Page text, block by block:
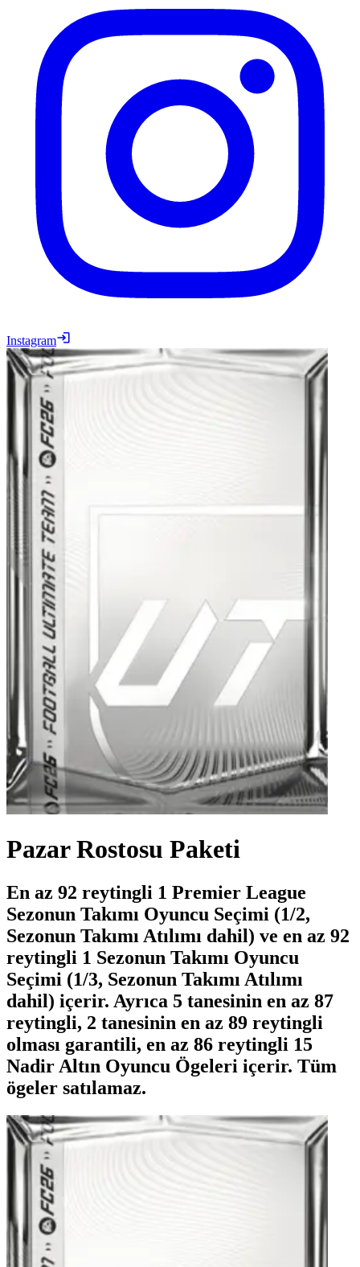
Instagram
Pazar Rostosu Paketi
En az 92 reytingli 1 Premier League
Sezonun Takımı Oyuncu Seçimi (1/2,
Sezonun Takımı Atılımı dahil) ve en az 92
reytingli 1 Sezonun Takımı Oyuncu
Seçimi (1/3, Sezonun Takımı Atılımı
dahil) içerir. Ayrıca 5 tanesinin en az 87
reytingli, 2 tanesinin en az 89 reytingli
olması garantili, en az 86 reytingli 15
Nadir Altın Oyuncu Ögeleri içerir. Tüm
ögeler satılamaz.